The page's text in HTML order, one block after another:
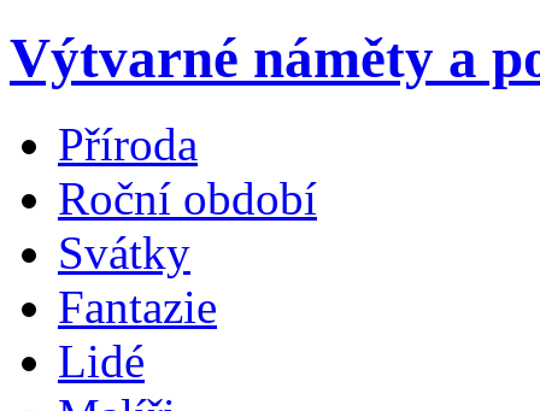
Výtvarné náměty a
Příroda
Roční období
Svátky
Fantazie
Lidé